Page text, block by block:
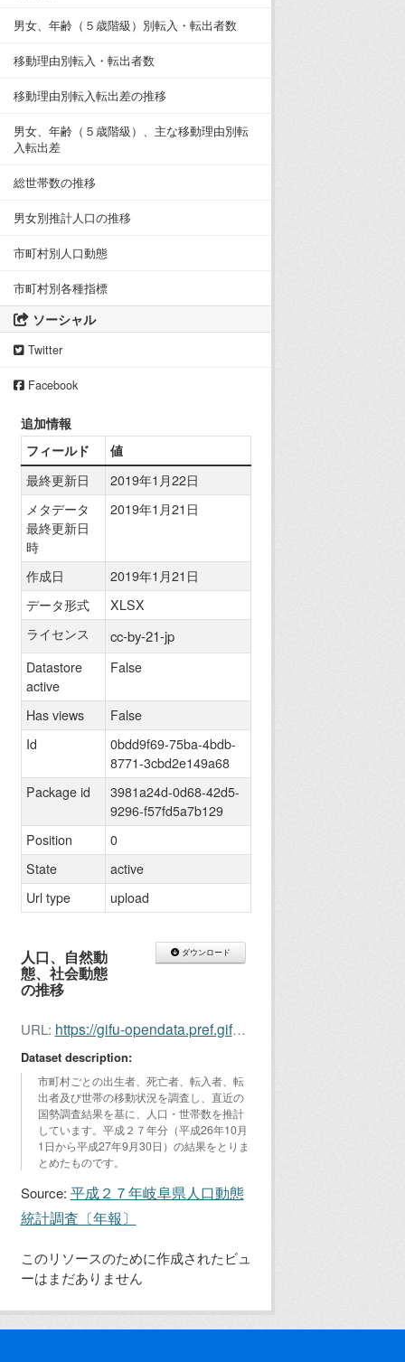
ダウンロード
人口、自然動
態、社会動態
の推移
URL: https://gifu-opendata.pref.gifu.lg.jp/dataset/3981a24d-0d68-42d5-9296-f57fd5a7b129/resource/0bdd9f69-75ba-4bdb-8771-3cbd2e149a68/download/jinko2015-1.xlsx
Dataset description:
市町村ごとの出生者、死亡者、転入者、転
出者及び世帯の移動状況を調査し、直近の
国勢調査結果を基に、人口・世帯数を推計
しています。平成２７年分（平成26年10月
1日から平成27年9月30日）の結果をとりま
とめたものです。
Source: 平成２７年岐阜県人口動態
統計調査〔年報〕
このリソースのために作成されたビュ
ーはまだありません
男女、年齢（５歳階級）別転入・転出者数
移動理由別転入・転出者数
移動理由別転入転出差の推移
男女、年齢（５歳階級）、主な移動理由別転
入転出差
総世帯数の推移
男女別推計人口の推移
市町村別人口動態
市町村別各種指標
ソーシャル
Twitter
Facebook
追加情報
フィールド
値
最終更新日
2019年1月22日
メタデータ
最終更新日
時
2019年1月21日
作成日
2019年1月21日
データ形式
XLSX
ライセンス
cc-by-21-jp
Datastore
active
False
Has views
False
Id
0bdd9f69-75ba-4bdb-
8771-3cbd2e149a68
Package id
3981a24d-0d68-42d5-
9296-f57fd5a7b129
Position
0
State
active
Url type
upload